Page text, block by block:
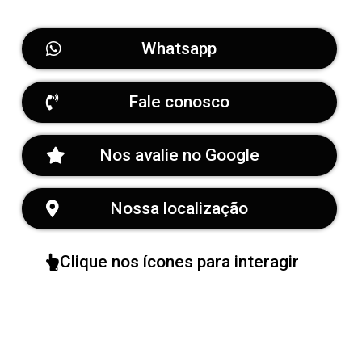
Whatsapp
Fale conosco
Nos avalie no Google
Nossa localização
Clique nos ícones para interagir